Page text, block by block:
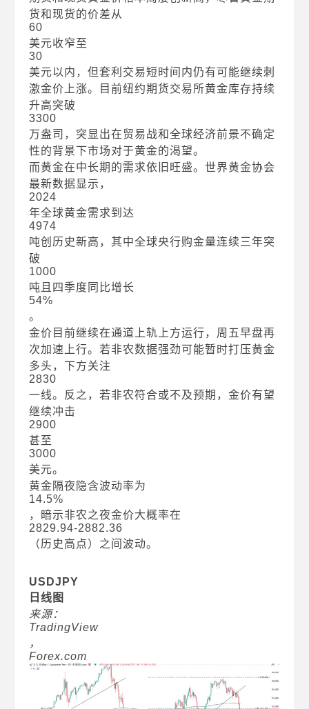
货和现货的价差从
60
美元收窄至
30
美元以内，但套利交易短时间内仍有可能继续刺
激金价上涨。目前纽约期货交易所黄金库存持续
升高突破
3300
万盎司，突显出在贸易战和全球经济前景不确定
性的背景下市场对于黄金的渴望。
而黄金在中长期的需求依旧旺盛。世界黄金协会
最新数据显示，
2024
年全球黄金需求到达
4974
吨创历史新高，其中全球央行购金量连续三年突
破
1000
吨且四季度同比增长
54%
。
金价目前继续在通道上轨上方运行，周五早盘再
次加速上行。若非农数据强劲可能暂时打压黄金
多头，下方关注
2830
一线。反之，若非农符合或不及预期，金价有望
继续冲击
2900
甚至
3000
美元。
黄金隔夜隐含波动率为
14.5%
，暗示非农之夜金价大概率在
2829.94-2882.36
（历史高点）之间波动。
USDJPY
日线图
来源：
TradingView
，
Forex.com